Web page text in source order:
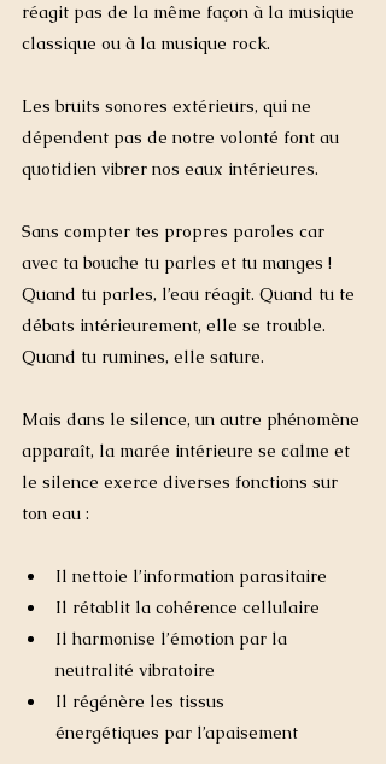
réagit pas de la même façon à la musique
classique ou à la musique rock.
Les bruits sonores extérieurs, qui ne
dépendent pas de notre volonté font au
quotidien vibrer nos eaux intérieures.
Sans compter tes propres paroles car
avec ta bouche tu parles et tu manges !
Quand tu parles, l’eau réagit. Quand tu te
débats intérieurement, elle se trouble.
Quand tu rumines, elle sature.
Mais dans le silence, un autre phénomène
apparaît, la marée intérieure se calme et
le silence exerce diverses fonctions sur
ton eau :
Il nettoie l’information parasitaire
Il rétablit la cohérence cellulaire
Il harmonise l’émotion par la
neutralité vibratoire
Il régénère les tissus
énergétiques par l’apaisement